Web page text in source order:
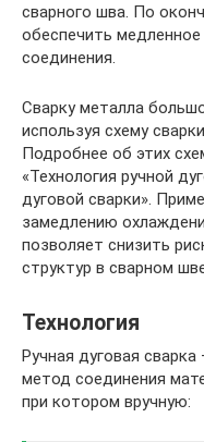
сварного шва. По
обеспечить
соединения.
Сварку металла
используя схему
Подробнее об этих
«Технология ручной
дуговой сварки».
замедлению
позволяет снизить
структур в сварном
Технология
Ручная дуговая
метод соединения
при котором вручную: